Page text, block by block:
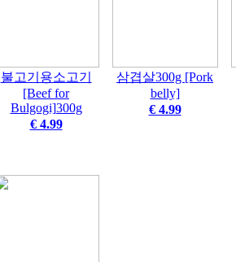
불고기용소고기
[Beef for
Bulgogi]300g
€ 4.99
삼겹살300g [Pork
belly]
€ 4.99